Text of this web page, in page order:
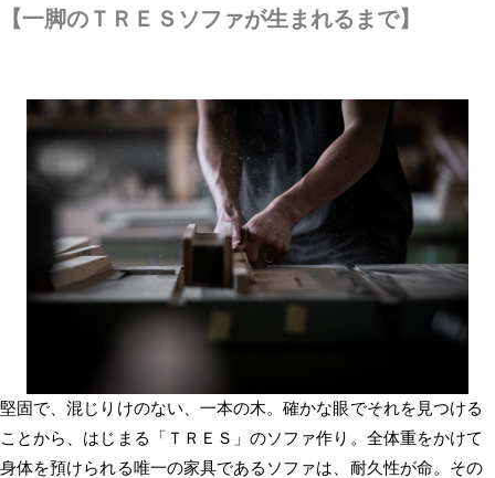
【一脚のＴＲＥＳソファが生まれるまで】
堅固で、混じりけのない、一本の木。確かな眼でそれを見つける
ことから、はじまる「ＴＲＥＳ」のソファ作り。全体重をかけて
身体を預けられる唯一の家具であるソファは、耐久性が命。その